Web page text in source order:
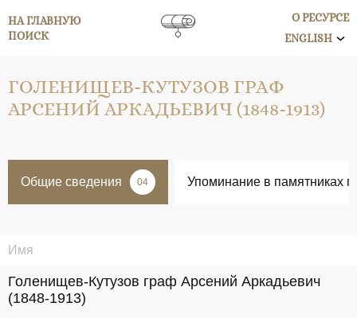
НА ГЛАВНУЮ
ПОИСК
О РЕСУРСЕ
ENGLISH
ГОЛЕНИЩЕВ-КУТУЗОВ ГРАФ
АРСЕНИЙ АРКАДЬЕВИЧ (1848-1913)
Общие сведения 04 Упоминание в памятниках
Имя
Голенищев-Кутузов граф Арсений Аркадьевич
(1848-1913)